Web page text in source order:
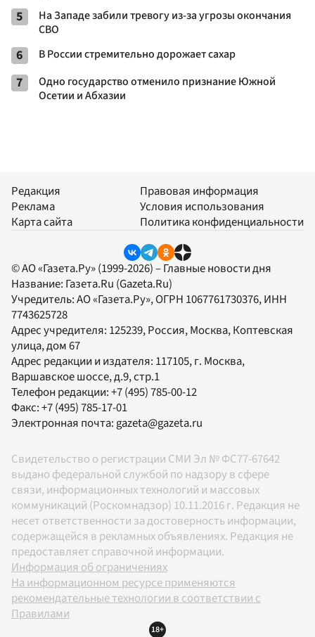
5
На Западе забили тревогу из-за угрозы окончания
СВО
6 В России стремительно дорожает сахар
7
Одно государство отменило признание Южной
Осетии и Абхазии
Редакция
Реклама
Карта сайта
Правовая информация
Условия использования
Политика конфиденциальности
© АО «Газета.Ру» (1999-2026) – Главные новости дня
Название: Газета.Ru (Gazeta.Ru)
Учредитель:АО «Газета.Ру», ОГРН 1067761730376, ИНН
7743625728
Адрес учредителя: 125239, Россия, Москва, Коптевская
улица, дом 67
Адрес редакции и издателя: 117105, г. Москва,
Варшавское шоссе, д.9, стр.1
Телефон редакции:+7 (495) 785-00-12
Факс:+7 (495) 785-17-01
Электронная почта: gazeta@gazeta.ru
Свидетельство о регистрации СМИ Эл № ФС77-67642
выдано федеральной службой по надзору в сфере
связи, информационных технологий и массовых
коммуникаций (Роскомнадзор) 10.11.2016 г. Редакция не
несет ответственности за достоверность информации,
содержащейся в рекламных объявлениях. Редакция не
предоставляет справочной информации.
Информация об ограничениях
На информационном ресурсе применяются
рекомендательные технологии в соответствии с
Правилами
18+